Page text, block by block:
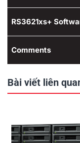
RS3621xs+
Comments
Bài viết liên